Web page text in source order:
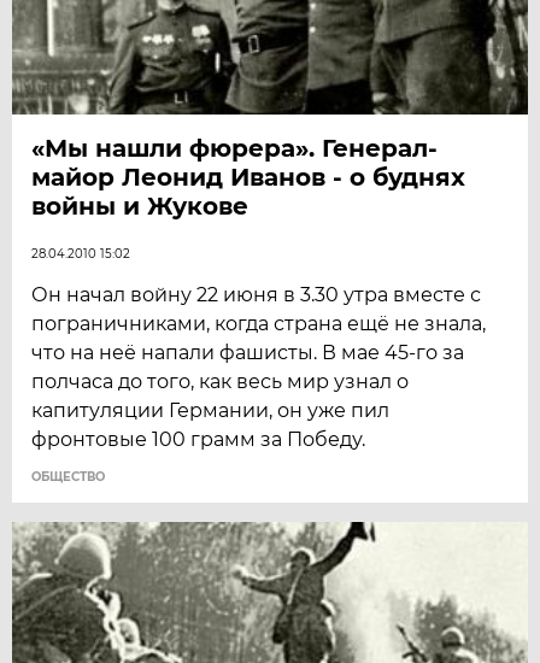
«Мы нашли фюрера». Генерал-
майор Леонид Иванов - о буднях
войны и Жукове
28.04.2010 15:02
Он начал войну 22 июня в 3.30 утра вместе с
пограничниками, когда страна ещё не знала,
что на неё напали фашисты. В мае 45-го за
полчаса до того, как весь мир узнал о
капитуляции Германии, он уже пил
фронтовые 100 грамм за Победу.
ОБЩЕСТВО